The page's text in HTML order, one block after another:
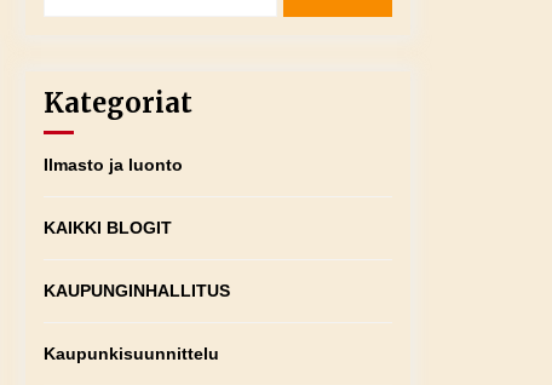
Kategoriat
Ilmasto ja luonto
KAIKKI BLOGIT
KAUPUNGINHALLITUS
Kaupunkisuunnittelu